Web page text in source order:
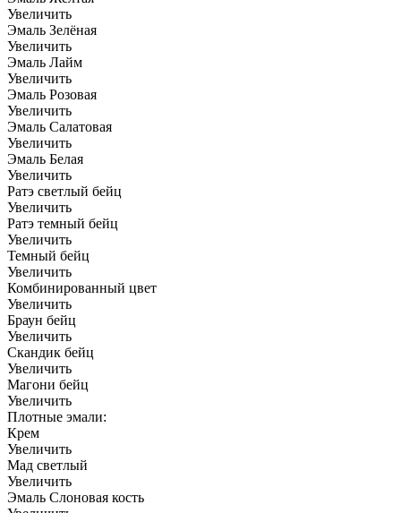
Увеличить
Эмаль Зелёная
Увеличить
Эмаль Лайм
Увеличить
Эмаль Розовая
Увеличить
Эмаль Салатовая
Увеличить
Эмаль Белая
Увеличить
Ратэ светлый бейц
Увеличить
Ратэ темный бейц
Увеличить
Темный бейц
Увеличить
Комбинированный цвет
Увеличить
Браун бейц
Увеличить
Скандик бейц
Увеличить
Магони бейц
Увеличить
Плотные эмали:
Крем
Увеличить
Мад светлый
Увеличить
Эмаль Слоновая кость